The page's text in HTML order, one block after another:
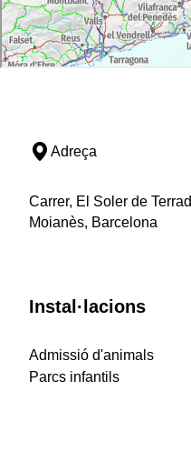
Adreça
Carrer, El Soler de
Moianès, Barcelona
Instal·lacions
Admissió d'animals
Parcs infantils